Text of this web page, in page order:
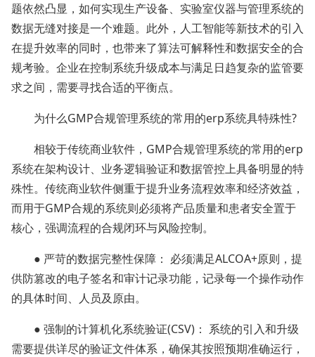
题依然凸显，如何实现生产设备、实验室仪器与管理系统的
数据无缝对接是一个难题。此外，人工智能等新技术的引入
在提升效率的同时，也带来了算法可解释性和数据安全的合
规考验。企业在控制系统升级成本与满足日趋复杂的监管要
求之间，需要寻找合适的平衡点。
为什么GMP合规管理系统的常用的erp系统具特殊性?
相较于传统商业软件，GMP合规管理系统的常用的erp
系统在架构设计、业务逻辑验证和数据管控上具备明显的特
殊性。传统商业软件侧重于提升业务流程效率和经济效益，
而用于GMP合规的系统则必须将产品质量和患者安全置于
核心，强调流程的合规闭环与风险控制。
● 严苛的数据完整性保障： 必须满足ALCOA+原则，提
供防篡改的电子签名和审计记录功能，记录每一个操作动作
的具体时间、人员及原由。
● 强制的计算机化系统验证(CSV)： 系统的引入和升级
需要提供详尽的验证文件体系，确保其按照预期准确运行，